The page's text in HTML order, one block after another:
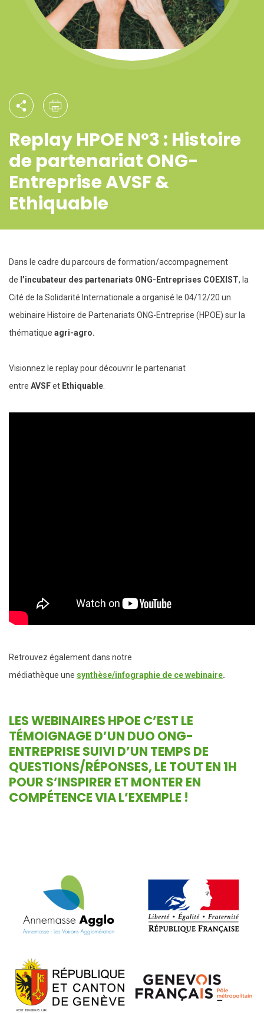
Replay HPOE N°3 : Histoire
de partenariat ONG-
Entreprise AVSF &
Ethiquable
Dans le cadre du parcours de formation/accompagnement
de l’incubateur des partenariats ONG-Entreprises COEXIST, la
Cité de la Solidarité Internationale a organisé le 04/12/20 un
webinaire Histoire de Partenariats ONG-Entreprise (HPOE) sur la
thématique agri-agro.
Visionnez le replay pour découvrir le partenariat
entre AVSFet Ethiquable
Retrouvez également dans notre
médiathèque une synthèse/infographie de ce webinaire.
LES WEBINAIRES HPOE C’EST LE
TÉMOIGNAGE D’UN DUO ONG-
ENTREPRISE SUIVI D’UN TEMPS DE
QUESTIONS/RÉPONSES, LE TOUT EN 1H
POUR S’INSPIRER ET MONTER EN
COMPÉTENCE VIA L’EXEMPLE !